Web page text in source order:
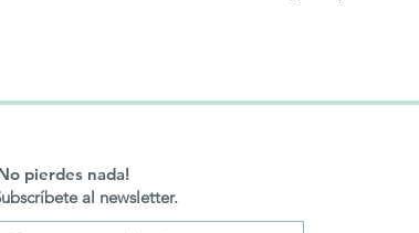
pierdes nada!
al newsletter.